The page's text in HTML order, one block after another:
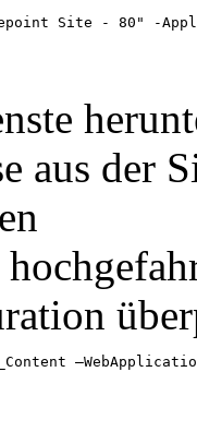
Site - 80" -
aus der